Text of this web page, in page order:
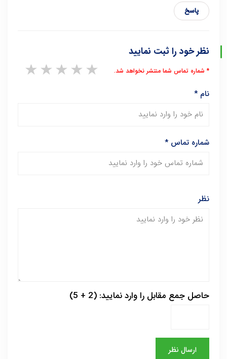
پاسخ
نظر خود را ثبت نمایید
5 stars
4 stars
3 stars
2 stars * شماره تماس شما منتشر نخواهد شد.
نام*
شماره تماس*
نظر
حاصل جمع مقابل را وارد نمایید: (2 + 5)